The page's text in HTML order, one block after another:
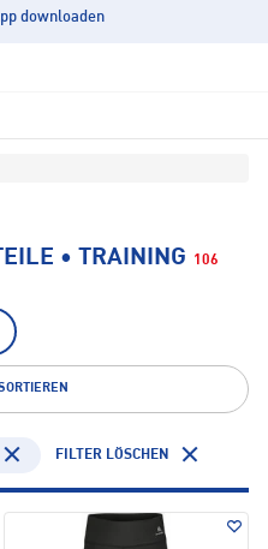
downloaden
• TRAINING 106
FILTER LÖSCHEN